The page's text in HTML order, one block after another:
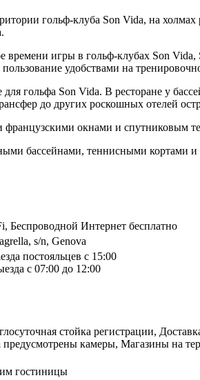
гольф-клуба Son Vida, на
времени игры в гольф-клубах Son
удобствами на
для гольфа Son Vida. В ресторане у
до других роскошных отелей
окнами и спутниковым
бассейнами, теннисными кортами
Беспроводной Интернет бесплатно
s/n, Genova
постояльцев с 15:00
с 07:00 до 12:00
стойка регистрации,
камеры, Магазины на
гостиницы